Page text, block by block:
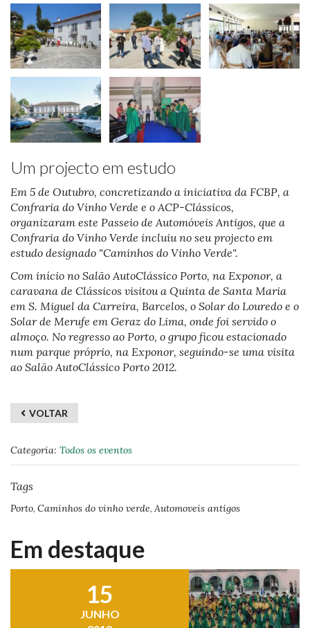
Um projecto em estudo
Em 5 de Outubro, concretizando a iniciativa da FCBP, a
Confraria do Vinho Verde e o ACP-Clássicos,
organizaram este Passeio de Automóveis Antigos, que a
Confraria do Vinho Verde incluiu no seu projecto em
estudo designado "Caminhos do Vinho Verde".
Com início no Salão AutoClássico Porto, na Exponor, a
caravana de Clássicos visitou a Quinta de Santa Maria
em S. Miguel da Carreira, Barcelos, o Solar do Louredo e o
Solar de Merufe em Geraz do Lima, onde foi servido o
almoço. No regresso ao Porto, o grupo ficou estacionado
num parque próprio, na Exponor, seguindo-se uma visita
ao Salão AutoClássico Porto 2012.
VOLTAR
Categoria: Todos os eventos
Tags
Porto, Caminhos do vinho verde, Automoveis antigos
Em destaque
15
JUNHO